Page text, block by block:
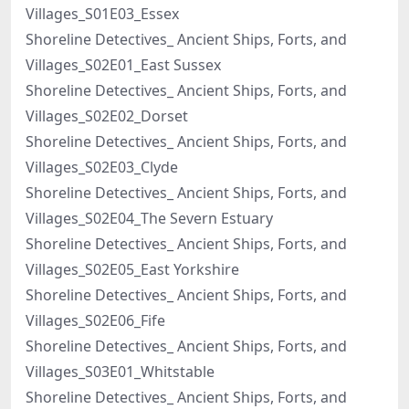
Villages_S01E03_Essex
Shoreline Detectives_ Ancient Ships, Forts, and
Villages_S02E01_East Sussex
Shoreline Detectives_ Ancient Ships, Forts, and
Villages_S02E02_Dorset
Shoreline Detectives_ Ancient Ships, Forts, and
Villages_S02E03_Clyde
Shoreline Detectives_ Ancient Ships, Forts, and
Villages_S02E04_The Severn Estuary
Shoreline Detectives_ Ancient Ships, Forts, and
Villages_S02E05_East Yorkshire
Shoreline Detectives_ Ancient Ships, Forts, and
Villages_S02E06_Fife
Shoreline Detectives_ Ancient Ships, Forts, and
Villages_S03E01_Whitstable
Shoreline Detectives_ Ancient Ships, Forts, and